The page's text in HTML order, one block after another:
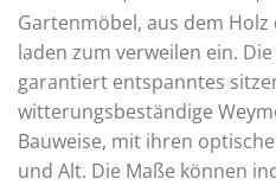
Gartenmöbel, aus dem
laden zum verweilen ein.
garantiert entspanntes
witterungsbeständige
Bauweise, mit ihren
und Alt. Die Maße können